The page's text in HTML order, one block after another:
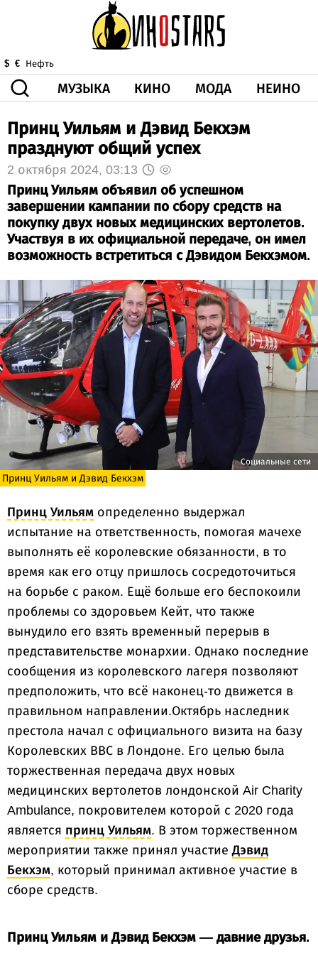
$ € Нефть
МУЗЫКА КИНО МОДА НЕИНО
ЗДОРОВЬЕ КОРОНА ИСКУССТВО
ВИДЕО
ГОРОСКОП
Принц Уильям и Дэвид Бекхэм
празднуют общий успех
2 октября 2024, 03:13
Принц Уильям объявил об успешном
завершении кампании по сбору средств на
покупку двух новых медицинских вертолетов.
Участвуя в их официальной передаче, он имел
возможность встретиться с Дэвидом Бекхэмом.
Социальные сети
Принц Уильям и Дэвид Бекхэм
Принц Уильям определенно выдержал
испытание на ответственность, помогая мачехе
выполнять её королевские обязанности, в то
время как его отцу пришлось сосредоточиться
на борьбе с раком. Ещё больше его беспокоили
проблемы со здоровьем Кейт, что также
вынудило его взять временный перерыв в
представительстве монархии. Однако последние
сообщения из королевского лагеря позволяют
предположить, что всё наконец-то движется в
правильном направлении.Октябрь наследник
престола начал с официального визита на базу
Королевских ВВС в Лондоне. Его целью была
торжественная передача двух новых
медицинских вертолетов лондонской Air Charity
Ambulance, покровителем которой с 2020 года
является принц Уильям. В этом торжественном
мероприятии также принял участиеДэвид
Бекхэм, который принимал активное участие в
сборе средств.
Принц Уильям и Дэвид Бекхэм — давние друзья.